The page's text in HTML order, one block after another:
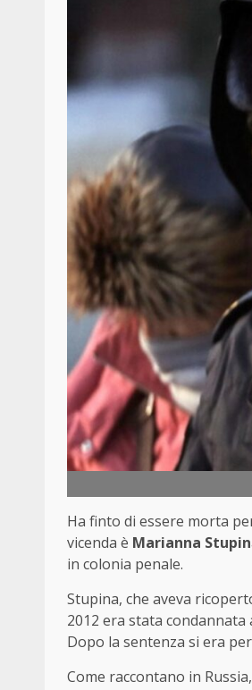
Ha finto di essere morta
vicenda è Marianna Stupin
in colonia penale.
Stupina, che aveva
2012 era stata
Dopo la sentenza si era
Come raccontano in